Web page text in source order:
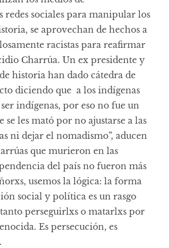
sociales para manipular los
se aprovechan de hechos a
racistas para reafirmar
Charrúa. Un ex presidente y
historia han dado cátedra de
diciendo que a los indígenas
indígenas, por eso no fue un
se les mató por no ajustarse a las
ni dejar el nomadismo”, aducen
que murieron en las
del país no fueron más
usemos la lógica: la forma
social y política es un rasgo
perseguirlxs o matarlxs por
Es persecución, es